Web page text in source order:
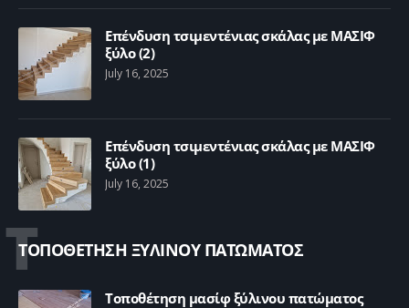
Επένδυση τσιμεντένιας σκάλας με ΜΑΣΙΦ
ξύλο (2)
July 16, 2025
Επένδυση τσιμεντένιας σκάλας με ΜΑΣΙΦ
ξύλο (1)
July 16, 2025
Τ
ΤΟΠΟΘΕΤΗΣΗ ΞΥΛΙΝΟΥ ΠΑΤΩΜΑΤΟΣ
Τοποθέτηση μασίφ ξύλινου πατώματος